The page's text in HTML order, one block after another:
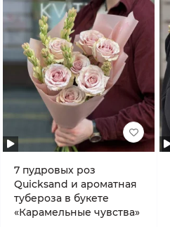
7 пудровых роз
Quicksand и ароматная
тубероза в букете
«Карамельные чувства»